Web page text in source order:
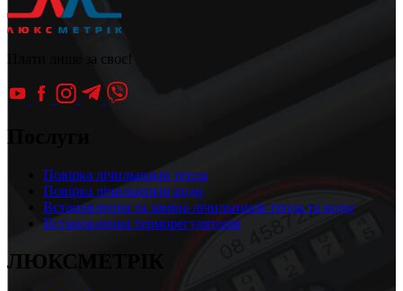
Плати лише за своє!
Послуги
Повірка лічильників тепла
Повірка лічильників води
Встановлення та заміна лічильників тепла та води
Встановлення терморегуляторів
ЛЮКСМЕТРІК